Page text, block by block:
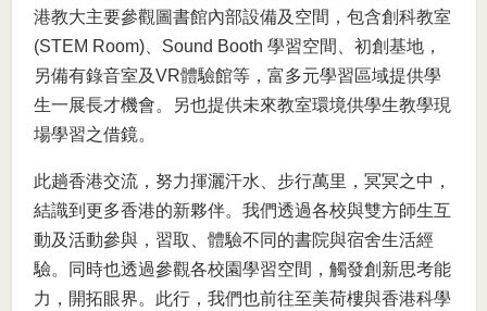
港教大主要參觀圖書館內部設備及空間，包含創科教室
(STEM Room)、Sound Booth 學習空間、初創基地，
另備有錄音室及VR體驗館等，富多元學習區域提供學
生一展長才機會。另也提供未來教室環境供學生教學現
場學習之借鏡。
此趟香港交流，努力揮灑汗水、步行萬里，冥冥之中，
結識到更多香港的新夥伴。我們透過各校與雙方師生互
動及活動參與，習取、體驗不同的書院與宿舍生活經
驗。同時也透過參觀各校園學習空間，觸發創新思考能
力，開拓眼界。此行，我們也前往至美荷樓與香港科學